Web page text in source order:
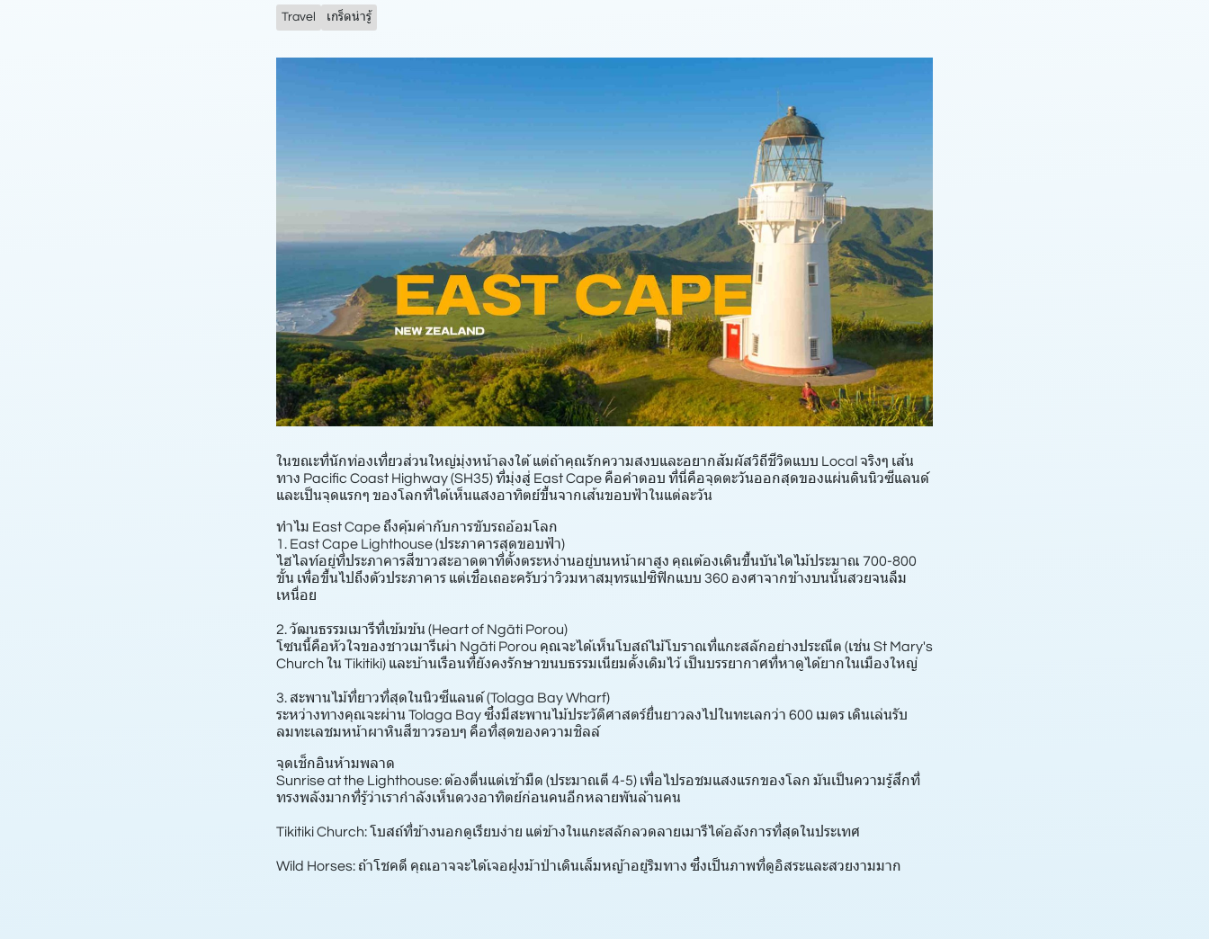
Travel เกร็ดน่ารู้
ในขณะที่นักท่องเที่ยวส่วนใหญ่มุ่งหน้าลงใต้ แต่ถ้าคุณรักความสงบและอยากสัมผัสวิถีชีวิตแบบ Local จริงๆ เส้น
ทาง Pacific Coast Highway (SH35) ที่มุ่งสู่ East Cape คือคำตอบ ที่นี่คือจุดตะวันออกสุดของแผ่นดินนิวซีแลนด์
และเป็นจุดแรกๆ ของโลกที่ได้เห็นแสงอาทิตย์ขึ้นจากเส้นขอบฟ้าในแต่ละวัน
ทำไม East Cape ถึงคุ้มค่ากับการขับรถอ้อมโลก
1. East Cape Lighthouse (ประภาคารสุดขอบฟ้า) ️
ไฮไลท์อยู่ที่ประภาคารสีขาวสะอาดตาที่ตั้งตระหง่านอยู่บนหน้าผาสูง คุณต้องเดินขึ้นบันไดไม้ประมาณ 700-800
ขั้น เพื่อขึ้นไปถึงตัวประภาคาร แต่เชื่อเถอะครับว่าวิวมหาสมุทรแปซิฟิกแบบ 360 องศาจากข้างบนนั้นสวยจนลืม
เหนื่อย
2. วัฒนธรรมเมารีที่เข้มข้น (Heart of Ngāti Porou)
โซนนี้คือหัวใจของชาวเมารีเผ่า Ngāti Porou คุณจะได้เห็นโบสถ์ไม้โบราณที่แกะสลักอย่างประณีต (เช่น St Mary's
Church ใน Tikitiki) และบ้านเรือนที่ยังคงรักษาขนบธรรมเนียมดั้งเดิมไว้ เป็นบรรยากาศที่หาดูได้ยากในเมืองใหญ่
3. สะพานไม้ที่ยาวที่สุดในนิวซีแลนด์ (Tolaga Bay Wharf)
ระหว่างทางคุณจะผ่าน Tolaga Bay ซึ่งมีสะพานไม้ประวัติศาสตร์ยื่นยาวลงไปในทะเลกว่า 600 เมตร เดินเล่นรับ
ลมทะเลชมหน้าผาหินสีขาวรอบๆ คือที่สุดของความชิลล์
จุดเช็กอินห้ามพลาด
Sunrise at the Lighthouse: ต้องตื่นแต่เช้ามืด (ประมาณตี 4-5) เพื่อไปรอชมแสงแรกของโลก มันเป็นความรู้สึกที่
ทรงพลังมากที่รู้ว่าเรากำลังเห็นดวงอาทิตย์ก่อนคนอีกหลายพันล้านคน
Tikitiki Church: โบสถ์ที่ข้างนอกดูเรียบง่าย แต่ข้างในแกะสลักลวดลายเมารีได้อลังการที่สุดในประเทศ
Wild Horses: ถ้าโชคดี คุณอาจจะได้เจอฝูงม้าป่าเดินเล็มหญ้าอยู่ริมทาง ซึ่งเป็นภาพที่ดูอิสระและสวยงามมาก